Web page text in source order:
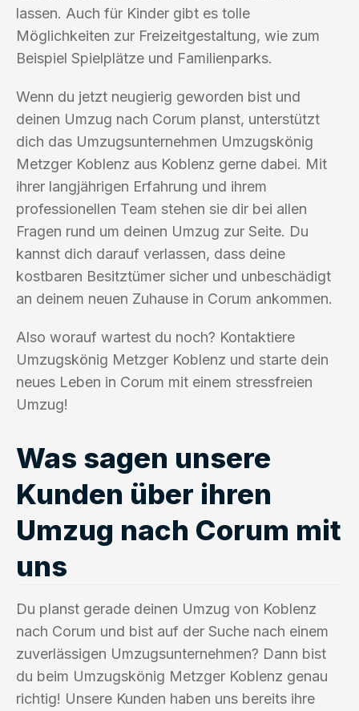
lassen. Auch für Kinder gibt es tolle
Möglichkeiten zur Freizeitgestaltung, wie zum
Beispiel Spielplätze und Familienparks.
Wenn du jetzt neugierig geworden bist und
deinen Umzug nach Corum planst, unterstützt
dich das Umzugsunternehmen Umzugskönig
Metzger Koblenz aus Koblenz gerne dabei. Mit
ihrer langjährigen Erfahrung und ihrem
professionellen Team stehen sie dir bei allen
Fragen rund um deinen Umzug zur Seite. Du
kannst dich darauf verlassen, dass deine
kostbaren Besitztümer sicher und unbeschädigt
an deinem neuen Zuhause in Corum ankommen.
Also worauf wartest du noch? Kontaktiere
Umzugskönig Metzger Koblenz und starte dein
neues Leben in Corum mit einem stressfreien
Umzug!
Was sagen unsere
Kunden über ihren
Umzug nach Corum mit
uns
Du planst gerade deinen Umzug von Koblenz
nach Corum und bist auf der Suche nach einem
zuverlässigen Umzugsunternehmen? Dann bist
du beim Umzugskönig Metzger Koblenz genau
richtig! Unsere Kunden haben uns bereits ihre